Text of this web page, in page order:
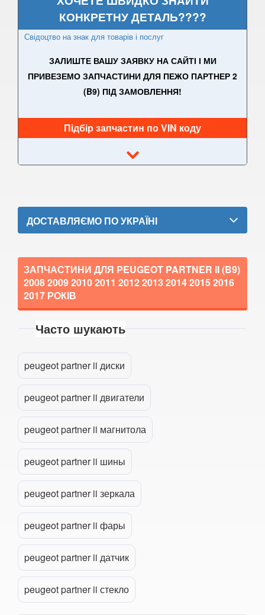
PEUGEOT
108
206 (2A, 2C, T3E)
206 CC (2D)
207 (WA, WB, WC, WE)
208
308 I
308 II
407 (6E, 6C, 6D)
508
508 SW RXH
607 (9D, 9U)
807 (E)
1007 (KM)
2008
3008
4007 (GP)
5008 I
Bipper III (A, 225L)
КОНКРЕТНУ ДЕТАЛЬ????
Свідоцтво на знак для товарів і послуг
ЗАЛИШТЕ ВАШУ ЗАЯВКУ НА САЙТІ І МИ
ПРИВЕЗЕМО ЗАПЧАСТИНИ ДЛЯ ПЕЖО ПАРТНЕР 2
(B9) ПІД ЗАМОВЛЕННЯ!
Підбір запчастин по VIN коду
Прикріпити файл
ДОСТАВЛЯЄМО ПО УКРАЇНІ
ЗАПЧАСТИНИ ДЛЯ PEUGEOT PARTNER II (B9)
2008 2009 2010 2011 2012 2013 2014 2015 2016
2017 РОКІВ
Часто шукають
peugeot partner ii диски
peugeot partner ii двигатели
peugeot partner ii магнитола
peugeot partner ii шины
peugeot partner ii зеркала
peugeot partner ii фары
peugeot partner ii датчик
peugeot partner ii стекло